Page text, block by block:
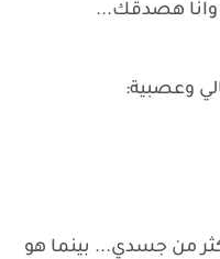
وانا هصدقك...
وعصبية:
من جسدي... بينما هو